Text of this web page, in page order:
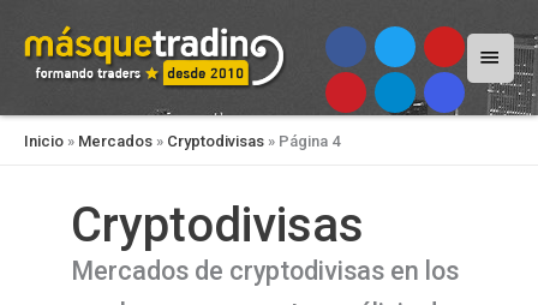
Menú
Inicio » Mercados » Cryptodivisas » Página 4
Cryptodivisas
Mercados de cryptodivisas en los